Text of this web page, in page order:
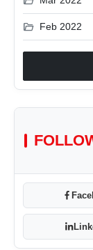
folder_open Feb 2022